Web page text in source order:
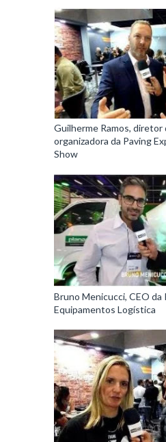
Guilherme Ramos, diretor
organizadora da Paving
Show
Bruno Menicucci, CEO da
Equipamentos Logística